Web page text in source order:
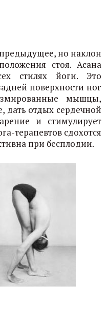
но наклон
стоя. Асана
стилях йоги. Это
поверхности ног
мышцы,
дать отдых сердечной
и стимулирует
терапевтов сдохотся
при бесплодии.